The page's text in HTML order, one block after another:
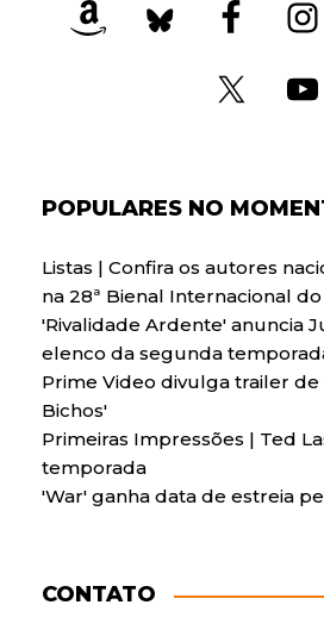
POPULARES NO
Listas | Confira os autores
na 28ª Bienal Internacional do
'Rivalidade Ardente' anuncia
elenco da segunda
Prime Video divulga trailer de
Bichos'
Primeiras Impressões | Ted
temporada
'War' ganha data de estreia
CONTATO